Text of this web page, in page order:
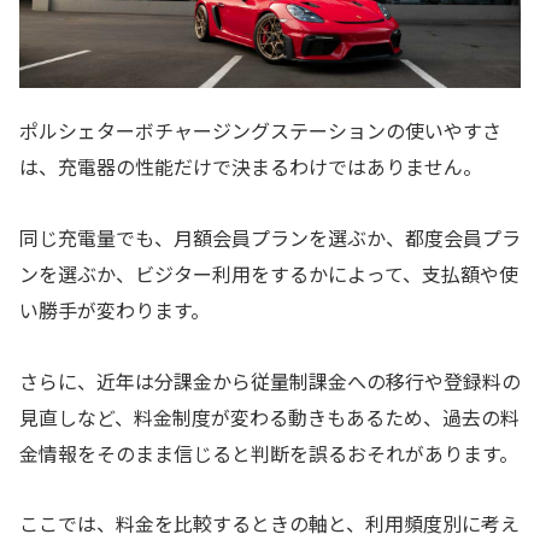
ポルシェターボチャージングステーションの使いやすさ
は、充電器の性能だけで決まるわけではありません。
同じ充電量でも、月額会員プランを選ぶか、都度会員プラ
ンを選ぶか、ビジター利用をするかによって、支払額や使
い勝手が変わります。
さらに、近年は分課金から従量制課金への移行や登録料の
見直しなど、料金制度が変わる動きもあるため、過去の料
金情報をそのまま信じると判断を誤るおそれがあります。
ここでは、料金を比較するときの軸と、利用頻度別に考え